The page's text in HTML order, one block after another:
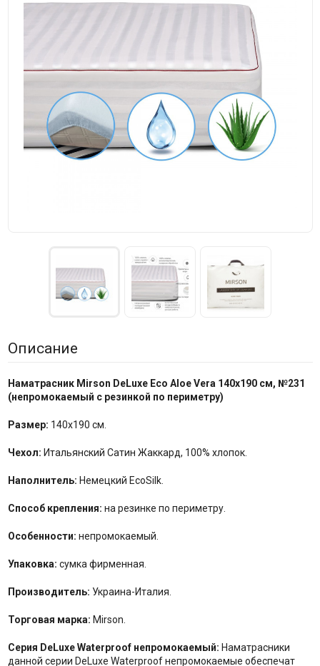
Описание
Наматрасник Mirson DeLuxe Eco Aloe Vera 140x190 см, №231
(непромокаемый с резинкой по периметру)
Размер: 140x190 см.
Чехол: Итальянский Сатин Жаккард, 100% хлопок.
Наполнитель: Немецкий EcoSilk.
Способ крепления: на резинке по периметру.
Особенности: непромокаемый.
Упаковка: сумка фирменная.
Производитель: Украина-Италия.
Торговая марка: Mirson.
Серия DeLuxe Waterproof непромокаемый: Наматрасники
данной серии DeLuxe Waterproof непромокаемые обеспечат